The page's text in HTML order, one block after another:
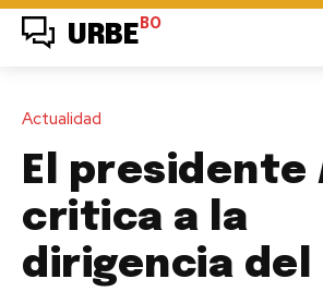
URBE BO
Actualidad
El presidente
critica a la
dirigencia del